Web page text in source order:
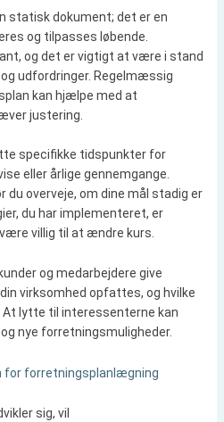
statisk dokument; det er en
og tilpasses løbende.
og det er vigtigt at være i stand
udfordringer. Regelmæssig
kan hjælpe med at
justering.
specifikke tidspunkter for
eller årlige gennemgange.
du overveje, om dine mål stadig er
du har implementeret, er
villig til at ændre kurs.
og medarbejdere give
virksomhed opfattes, og hvilke
lytte til interessenterne kan
nye forretningsmuligheder.
for forretningsplanlægning
sig, vil